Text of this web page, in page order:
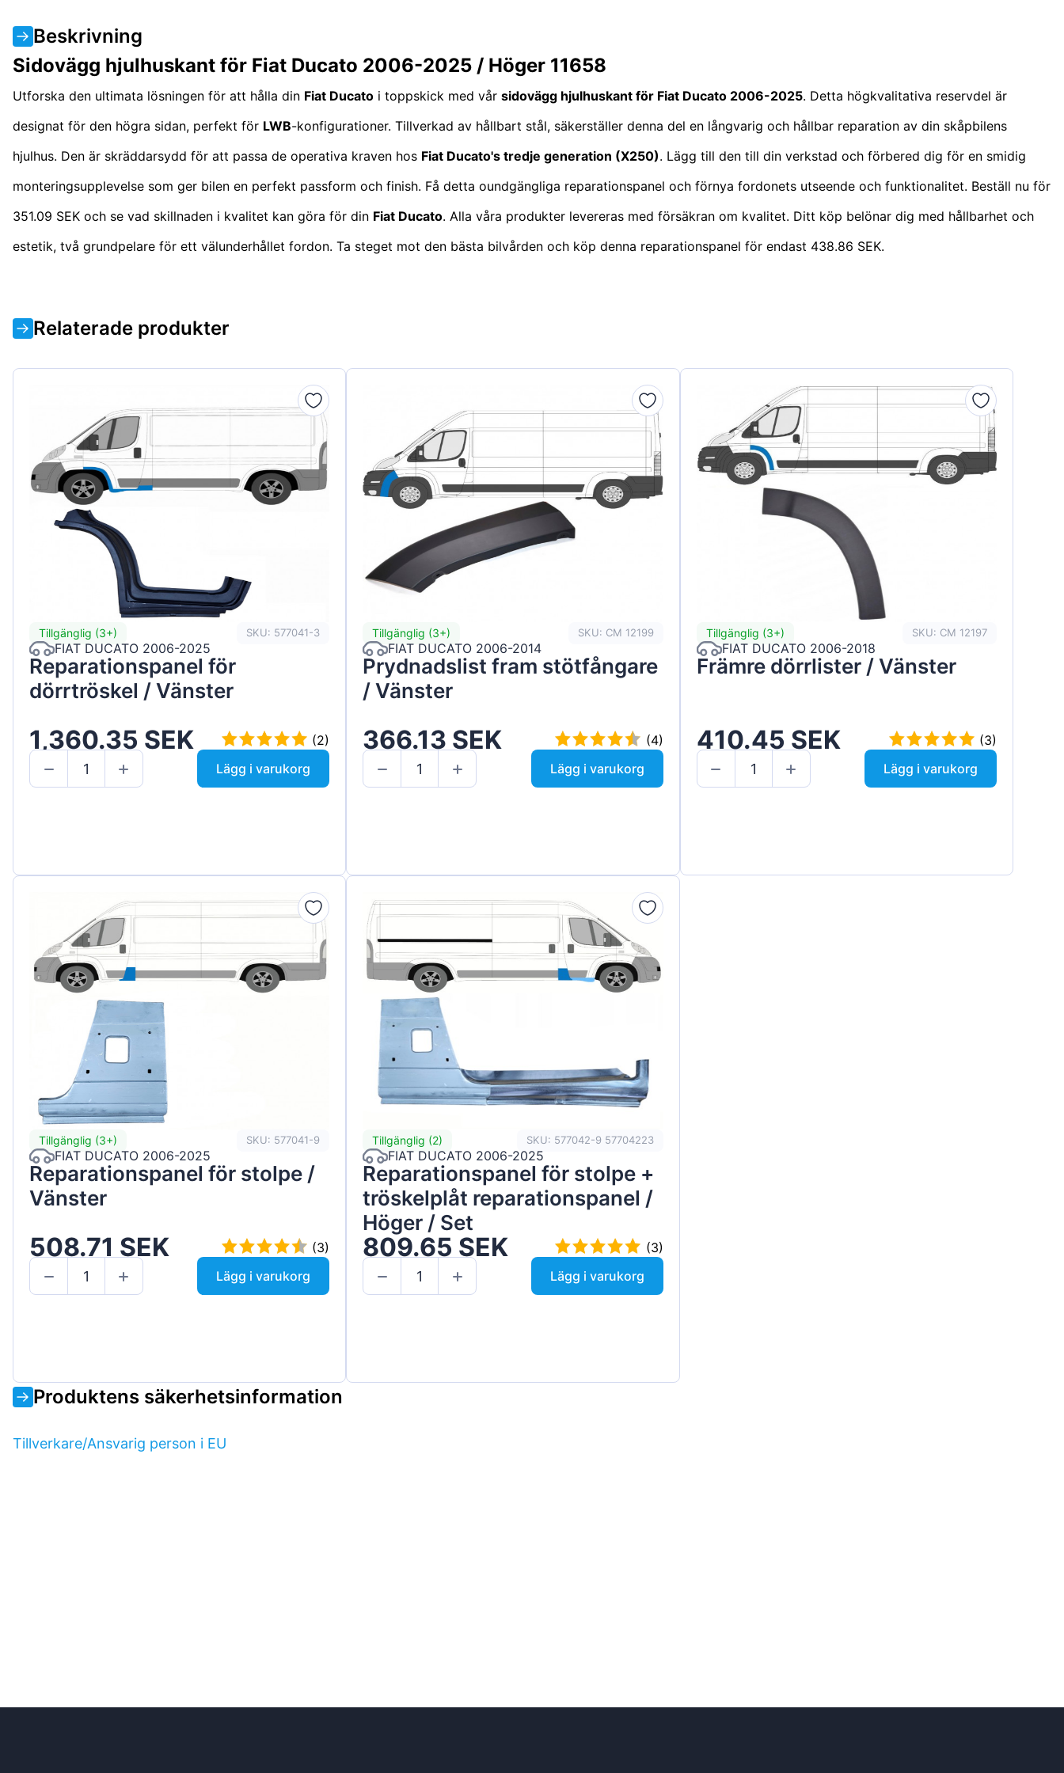
Beskrivning
Sidovägg hjulhuskant för Fiat Ducato 2006-2025 / Höger 11658
Utforska den ultimata lösningen för att hålla din Fiat Ducato i toppskick med vår sidovägg hjulhuskant för Fiat Ducato 2006-2025. Detta högkvalitativa reservdel är
designat för den högra sidan, perfekt för LWB-konfigurationer. Tillverkad av hållbart stål, säkerställer denna del en långvarig och hållbar reparation av din skåpbilens
hjulhus. Den är skräddarsydd för att passa de operativa kraven hos Fiat Ducato's tredje generation (X250). Lägg till den till din verkstad och förbered dig för en smidig
monteringsupplevelse som ger bilen en perfekt passform och finish. Få detta oundgängliga reparationspanel och förnya fordonets utseende och funktionalitet. Beställ nu för
351.09 SEK och se vad skillnaden i kvalitet kan göra för din Fiat Ducato. Alla våra produkter levereras med försäkran om kvalitet. Ditt köp belönar dig med hållbarhet och
estetik, två grundpelare för ett välunderhållet fordon. Ta steget mot den bästa bilvården och köp denna reparationspanel för endast 438.86 SEK.
Relaterade produkter
Tillgänglig (3+) SKU: 577041-3
FIAT DUCATO 2006-2025
Reparationspanel för
dörrtröskel / Vänster
1,360.35 SEK
(2)
Lägg i varukorg
Tillgänglig (3+) SKU: CM 12199
FIAT DUCATO 2006-2014
Prydnadslist fram stötfångare
/ Vänster
366.13 SEK
(4)
Lägg i varukorg
Tillgänglig (3+) SKU: CM 12197
FIAT DUCATO 2006-2018
Främre dörrlister / Vänster
410.45 SEK
(3)
Lägg i varukorg
Tillgänglig (3+) SKU: 577041-9
FIAT DUCATO 2006-2025
Reparationspanel för stolpe /
Vänster
508.71 SEK
(3)
Lägg i varukorg
Tillgänglig (2) SKU: 577042-9 57704223
FIAT DUCATO 2006-2025
Reparationspanel för stolpe +
tröskelplåt reparationspanel /
Höger / Set
809.65 SEK
(3)
Lägg i varukorg
Produktens säkerhetsinformation
Tillverkare/Ansvarig person i EU